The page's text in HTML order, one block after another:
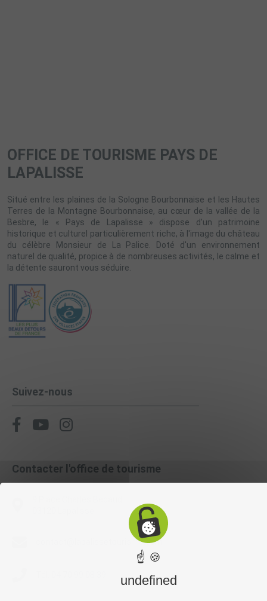
OFFICE DE TOURISME PAYS DE
LAPALISSE
Situé entre les plaines de la Sologne Bourbonnaise et les Hautes
Terres de la Montagne Bourbonnaise, au cœur de la vallée de la
Besbre, le « Pays de Lapalisse » dispose d’un patrimoine
historique et culturel particulièrement riche, à l'image du château
du célèbre Monsieur de La Palice. Doté d'un environnement
naturel de qualité, propice à de nombreuses activités, le calme et
la détente sauront vous séduire.
Suivez-nous
Contacter l'office de tourisme
contact@lapalissetourisme.com
☝ 🍪
undefined